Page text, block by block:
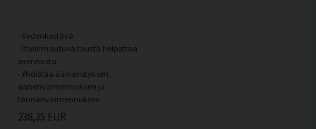
- Vedenkestävä
- Itseliimautuva tausta helpottaa
asennusta
- Yhdistää äänieristyksen,
äänenvaimennuksen ja
238,35 EUR